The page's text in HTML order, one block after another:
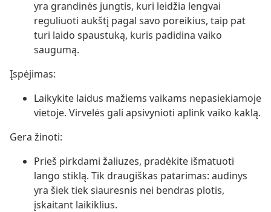
yra grandinės jungtis, kuri leidžia lengvai
reguliuoti aukštį pagal savo poreikius, taip pat
turi laido spaustuką, kuris padidina vaiko
saugumą.
Įspėjimas:
Laikykite laidus mažiems vaikams nepasiekiamoje
vietoje. Virvelės gali apsivynioti aplink vaiko kaklą.
Gera žinoti:
Prieš pirkdami žaliuzes, pradėkite išmatuoti
lango stiklą. Tik draugiškas patarimas: audinys
yra šiek tiek siauresnis nei bendras plotis,
įskaitant laikiklius.